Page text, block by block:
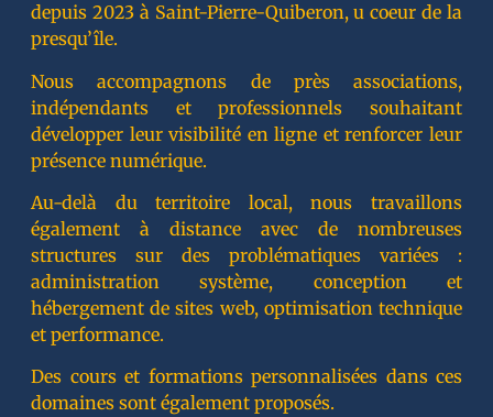
depuis 2023 à Saint-Pierre-Quiberon, u coeur de la
presqu’île.
Nous accompagnons de près associations,
indépendants et professionnels souhaitant
développer leur visibilité en ligne et renforcer leur
présence numérique.
Au-delà du territoire local, nous travaillons
également à distance avec de nombreuses
structures sur des problématiques variées :
administration système, conception et
hébergement de sites web, optimisation technique
et performance.
Des cours et formations personnalisées dans ces
domaines sont également proposés.